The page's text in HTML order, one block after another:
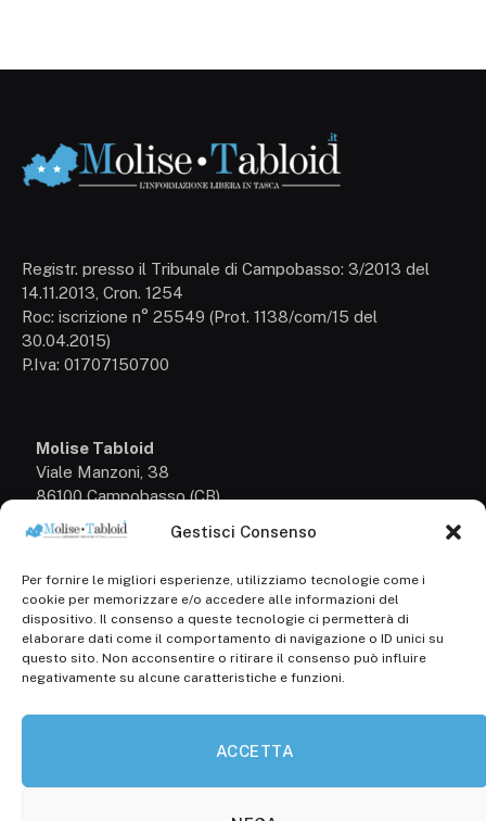
Gestisci Consenso
Per fornire le migliori esperienze, utilizziamo tecnologie come i
cookie per memorizzare e/o accedere alle informazioni del
dispositivo. Il consenso a queste tecnologie ci permetterà di
elaborare dati come il comportamento di navigazione o ID unici su
questo sito. Non acconsentire o ritirare il consenso può influire
negativamente su alcune caratteristiche e funzioni.
ACCETTA
Registr. presso il Tribunale di Campobasso: 3/2013 del
14.11.2013, Cron. 1254
Roc: iscrizione n° 25549 (Prot. 1138/com/15 del
30.04.2015)
P.Iva: 01707150700
Molise Tabloid
Viale Manzoni, 38
86100 Campobasso (CB)
+39 3333169466
Scrivici a:
info@molisetabloid.it
commerciale@molisetabloid.it
Disclaimer